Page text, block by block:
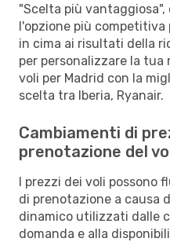
"Scelta più
l'opzione più competitiva
in cima ai risultati della
per personalizzare la tua
voli per Madrid con la
scelta tra Iberia, Ryanair.
Cambiamenti di
prenotazione del
I prezzi dei voli possono
di prenotazione a causa
dinamico utilizzati dalle
domanda e alla